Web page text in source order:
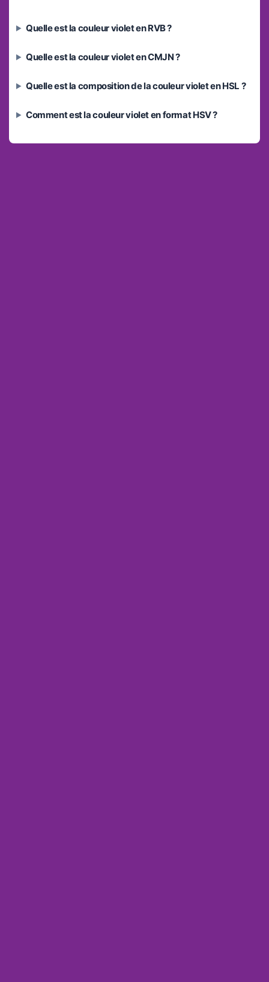
Quelle est la couleur violet en RVB ?
Quelle est la couleur violet en CMJN ?
Quelle est la composition de la couleur violet en HSL ?
Comment est la couleur violet en format HSV ?